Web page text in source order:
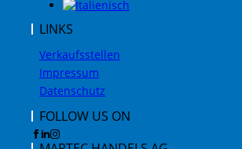
LINKS
Verkaufsstellen
Impressum
Datenschutz
FOLLOW US ON